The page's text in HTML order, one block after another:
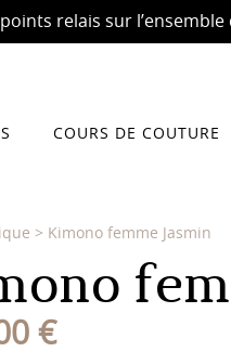
points relais sur l’ensemble
COURS DE COUTURE
> Kimono femme Jasmin
€